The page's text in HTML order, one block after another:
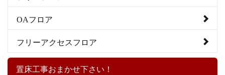
OAフロア
フリーアクセスフロア
置床工事おまかせ下さい！